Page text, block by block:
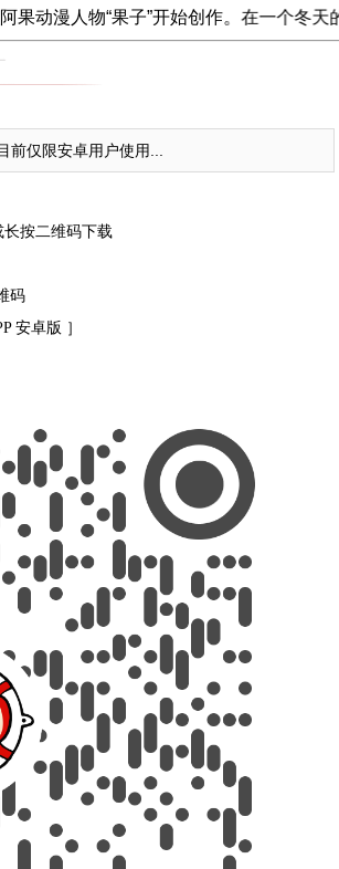
“果子”开始创作。在一个冬天的深夜
仅限安卓用户使用...
码
安卓版 ］